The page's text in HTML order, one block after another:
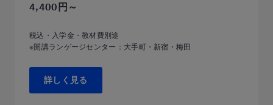
4,400円～
税込・入学金・教材費別途
※開講ランゲージセンター：大手町・新宿・梅田
詳しく見る